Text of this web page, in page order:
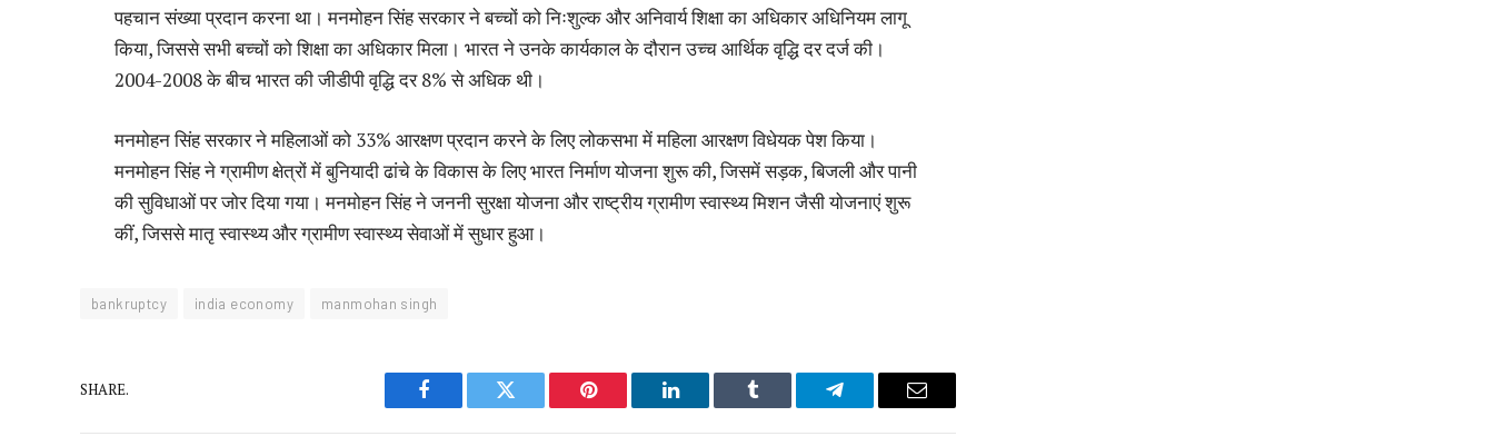
पहचान संख्या प्रदान करना था। मनमोहन सिंह सरकार ने बच्चों को निःशुल्क और अनिवार्य शिक्षा का अधिकार अधिनियम लागू
किया, जिससे सभी बच्चों को शिक्षा का अधिकार मिला। भारत ने उनके कार्यकाल के दौरान उच्च आर्थिक वृद्धि दर दर्ज की।
2004-2008 के बीच भारत की जीडीपी वृद्धि दर 8% से अधिक थी।
मनमोहन सिंह सरकार ने महिलाओं को 33% आरक्षण प्रदान करने के लिए लोकसभा में महिला आरक्षण विधेयक पेश किया।
मनमोहन सिंह ने ग्रामीण क्षेत्रों में बुनियादी ढांचे के विकास के लिए भारत निर्माण योजना शुरू की, जिसमें सड़क, बिजली और पानी
की सुविधाओं पर जोर दिया गया। मनमोहन सिंह ने जननी सुरक्षा योजना और राष्ट्रीय ग्रामीण स्वास्थ्य मिशन जैसी योजनाएं शुरू
कीं, जिससे मातृ स्वास्थ्य और ग्रामीण स्वास्थ्य सेवाओं में सुधार हुआ।
bankruptcy india economy manmohan singh
SHARE.
Facebook Twitter Pinterest LinkedIn Tumblr Telegram Email